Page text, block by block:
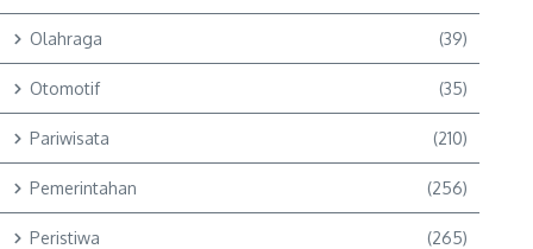
Olahraga (39)
Otomotif (35)
Pariwisata (210)
Pemerintahan (256)
Peristiwa (265)